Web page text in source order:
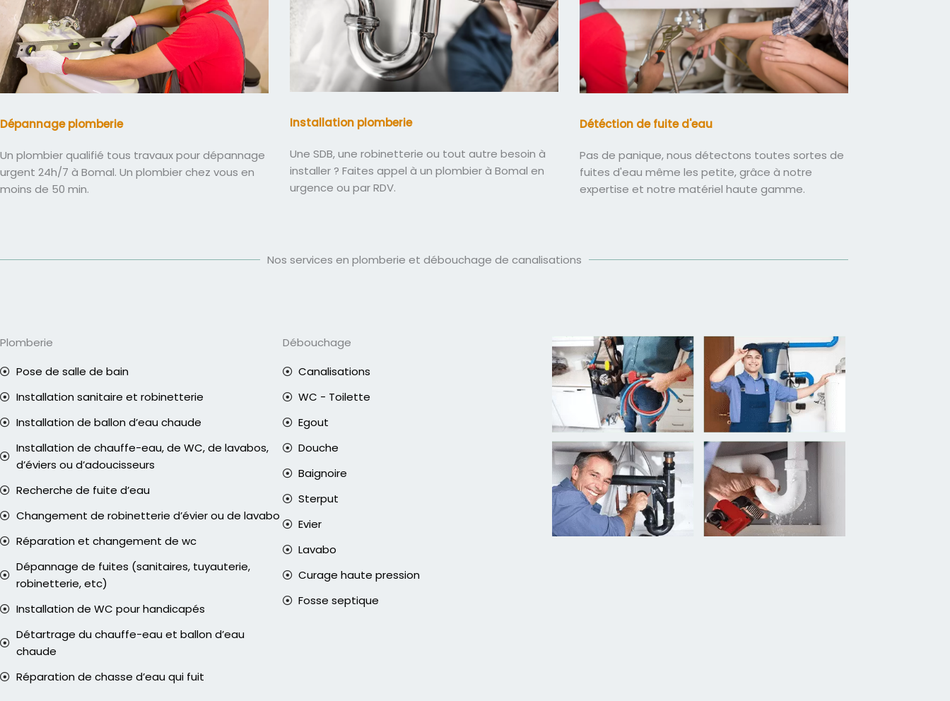
Dépannage plomberie
Un plombier qualifié tous travaux pour dépannage
urgent 24h/7 à Bomal. Un plombier chez vous en
moins de 50 min.
Installation plomberie
Une SDB, une robinetterie ou tout autre besoin à
installer ? Faites appel à un plombier à Bomal en
urgence ou par RDV.
Détéction de fuite d'eau
Pas de panique, nous détectons toutes sortes de
fuites d'eau même les petite, grâce à notre
expertise et notre matériel haute gamme.
Nos services en plomberie et débouchage de canalisations
Plomberie
Pose de salle de bain
Installation sanitaire et robinetterie
Installation de ballon d’eau chaude
Installation de chauffe-eau, de WC, de lavabos,
d’éviers ou d’adoucisseurs
Recherche de fuite d’eau
Changement de robinetterie d’évier ou de lavabo
Réparation et changement de wc
Dépannage de fuites (sanitaires, tuyauterie,
robinetterie, etc)
Installation de WC pour handicapés
Détartrage du chauffe-eau et ballon d’eau
chaude
Réparation de chasse d’eau qui fuit
Débouchage
Canalisations
WC - Toilette
Egout
Douche
Baignoire
Sterput
Evier
Lavabo
Curage haute pression
Fosse septique